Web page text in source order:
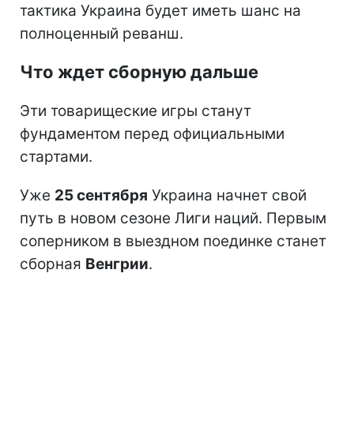
тактика Украина будет иметь шанс на
полноценный реванш.
Что ждет сборную дальше
Эти товарищеские игры станут
фундаментом перед официальными
стартами.
Уже 25 сентября Украина начнет свой
путь в новом сезоне Лиги наций. Первым
соперником в выездном поединке станет
сборная Венгрии.